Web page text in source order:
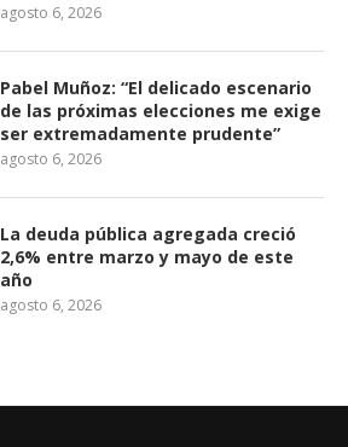
agosto 6, 2026
Pabel Muñoz: “El delicado escenario
de las próximas elecciones me exige
ser extremadamente prudente”
agosto 6, 2026
La deuda pública agregada creció
2,6% entre marzo y mayo de este
año
agosto 6, 2026